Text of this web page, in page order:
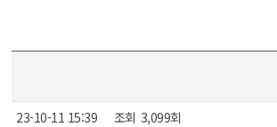
23-10-11 15:39 조회 3,099회